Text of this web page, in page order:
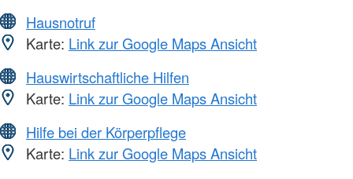
Hausnotruf
Karte: Link zur Google Maps Ansicht
Hauswirtschaftliche Hilfen
Karte: Link zur Google Maps Ansicht
Hilfe bei der Körperpflege
Karte: Link zur Google Maps Ansicht